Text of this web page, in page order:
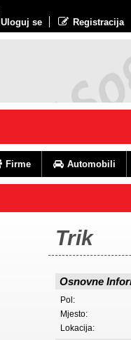
Uloguj se
Registracija
Firme Automobili
Trik
Osnovne
Pol:
Mjesto:
Lokacija: